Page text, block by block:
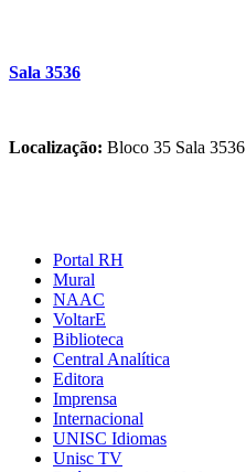
Sala 3536
Localização: Bloco 35 Sala 3536
Portal RH
Mural
NAAC
VoltarE
Biblioteca
Central Analítica
Editora
Imprensa
Internacional
UNISC Idiomas
Unisc TV